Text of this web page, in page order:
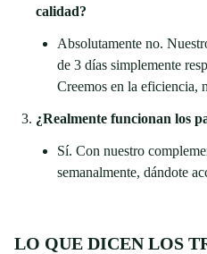
calidad?
Absolutamente no.
de 3 días simplemente
Creemos en la eficiencia,
¿Realmente funcionan los
Sí. Con nuestro
semanalmente, dándote
LO QUE DICEN LOS